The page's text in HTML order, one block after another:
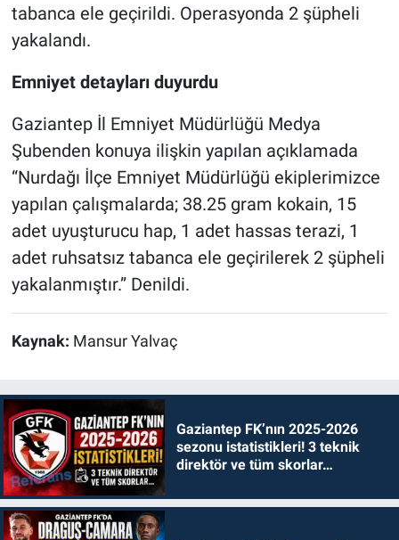
tabanca ele geçirildi. Operasyonda 2 şüpheli
yakalandı.
Emniyet detayları duyurdu
Gaziantep İl Emniyet Müdürlüğü Medya
Şubenden konuya ilişkin yapılan açıklamada
“Nurdağı İlçe Emniyet Müdürlüğü ekiplerimizce
yapılan çalışmalarda; 38.25 gram kokain, 15
adet uyuşturucu hap, 1 adet hassas terazi, 1
adet ruhsatsız tabanca ele geçirilerek 2 şüpheli
yakalanmıştır.” Denildi.
Kaynak: Mansur Yalvaç
Gaziantep FK’nın 2025-2026
sezonu istatistikleri! 3 teknik
direktör ve tüm skorlar…